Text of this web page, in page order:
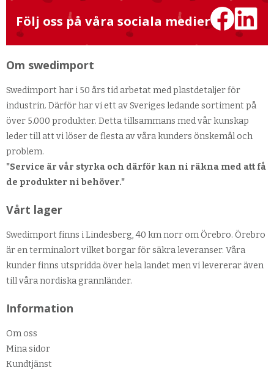
Följ oss på våra sociala medier
Om swedimport
Swedimport har i 50 års tid arbetat med plastdetaljer för
industrin. Därför har vi ett av Sveriges ledande sortiment på
över 5.000 produkter. Detta tillsammans med vår kunskap
leder till att vi löser de flesta av våra kunders önskemål och
problem.
"Service är vår styrka och därför kan ni räkna med att få
de produkter ni behöver."
Vårt lager
Swedimport finns i Lindesberg, 40 km norr om Örebro. Örebro
är en terminalort vilket borgar för säkra leveranser. Våra
kunder finns utspridda över hela landet men vi levererar även
till våra nordiska grannländer.
Information
Om oss
Mina sidor
Kundtjänst